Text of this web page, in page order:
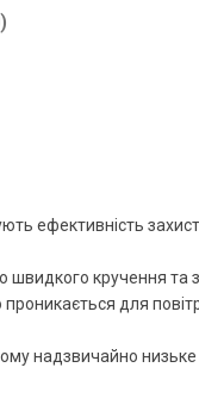
ефективність
швидкого кручення
для
надзвичайно